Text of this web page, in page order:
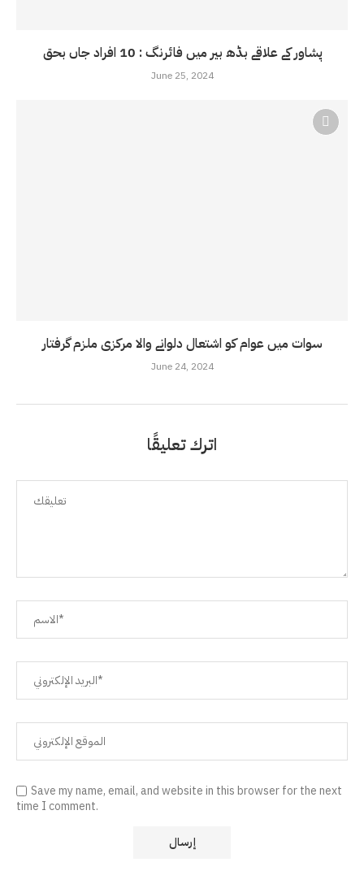
پشاور کے علاقے بڈھ بیر میں فائرنگ : 10 افراد جاں بحق
June 25, 2024
سوات میں عوام کو اشتعال دلوانے والا مرکزی ملزم گرفتار
June 24, 2024
اترك تعليقًا
Save my name, email, and website in this browser for the next
time I comment.